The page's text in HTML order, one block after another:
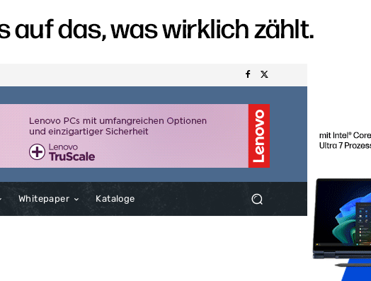
Whitepaper Kataloge